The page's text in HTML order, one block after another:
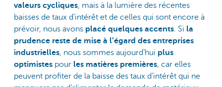
valeurs cycliques, mais à la lumière des récentes
baisses de taux d’intérêt et de celles qui sont encore à
prévoir, nous avons placé quelques accents. Si la
prudence reste de mise à l’égard des entreprises
industrielles, nous sommes aujourd’hui plus
optimistes pour les matières premières, car elles
peuvent profiter de la baisse des taux d’intérêt qui ne